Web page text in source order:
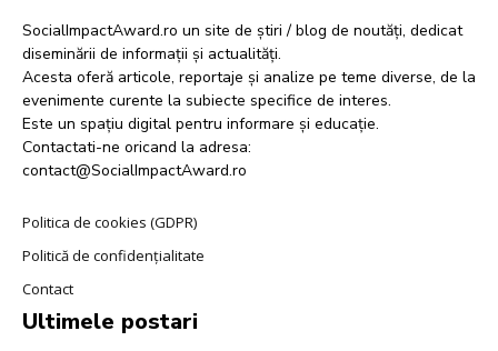
SocialImpactAward.ro un site de știri / blog de noutăți, dedicat
diseminării de informații și actualități.
Acesta oferă articole, reportaje și analize pe teme diverse, de la
evenimente curente la subiecte specifice de interes.
Este un spațiu digital pentru informare și educație.
Contactati-ne oricand la adresa:
contact@SocialImpactAward.ro
Politica de cookies (GDPR)
Politică de confidențialitate
Contact
Ultimele postari